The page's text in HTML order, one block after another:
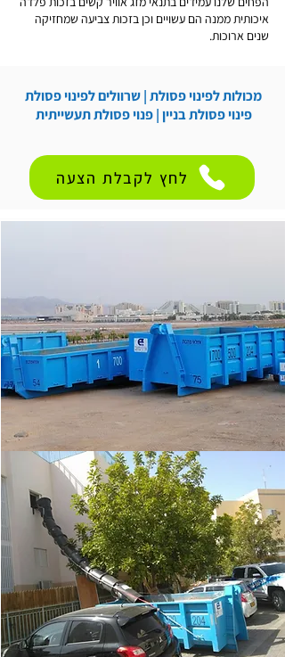
איכותית ממנה הם עשויים וכן בזכות צביעה שמחזיקה
שנים ארוכות.
מכולות לפינוי פסולת | שרוולים לפינוי פסולת
פינוי פסולת בניין | פנוי פסולת תעשייתית
לחץ לקבלת הצעה